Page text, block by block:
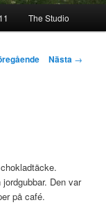
The Studio
Nästa →
Den var
på café.